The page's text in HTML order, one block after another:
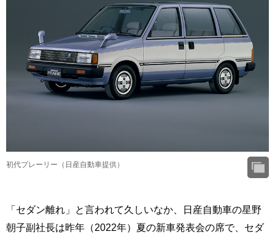
初代プレーリー（日産自動車提供）
「セダン離れ」と言われて久しいなか、日産自動車の星野
朝子副社長は昨年（2022年）夏の新車発表会の席で、セダ